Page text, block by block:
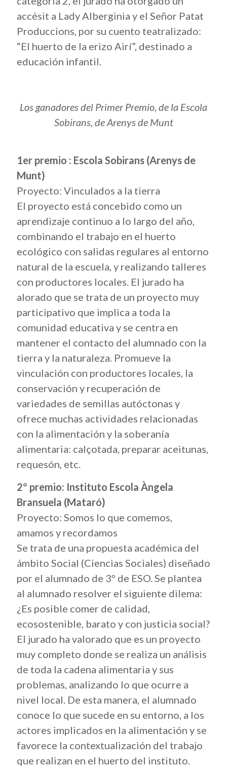
accésit a Lady Alberginia y el Señor Patat
Produccions, por su cuento teatralizado:
“El huerto de la erizo Airí”, destinado a
educación infantil.
Los ganadores del Primer Premio, de la Escola
Sobirans, de Arenys de Munt
1er premio : Escola Sobirans (Arenys de
Munt)
Proyecto: Vinculados a la tierra
El proyecto está concebido como un
aprendizaje continuo a lo largo del año,
combinando el trabajo en el huerto
ecológico con salidas regulares al entorno
natural de la escuela, y realizando talleres
con productores locales. El jurado ha
alorado que se trata de un proyecto muy
participativo que implica a toda la
comunidad educativa y se centra en
mantener el contacto del alumnado con la
tierra y la naturaleza. Promueve la
vinculación con productores locales, la
conservación y recuperación de
variedades de semillas autóctonas y
ofrece muchas actividades relacionadas
con la alimentación y la soberanía
alimentaria: calçotada, preparar aceitunas,
requesón, etc.
2º premio: Instituto Escola Àngela
Bransuela (Mataró)
Proyecto: Somos lo que comemos,
amamos y recordamos
Se trata de una propuesta académica del
ámbito Social (Ciencias Sociales) diseñado
por el alumnado de 3º de ESO. Se plantea
al alumnado resolver el siguiente dilema:
¿Es posible comer de calidad,
ecosostenible, barato y con justicia social?
El jurado ha valorado que es un proyecto
muy completo donde se realiza un análisis
de toda la cadena alimentaria y sus
problemas, analizando lo que ocurre a
nivel local. De esta manera, el alumnado
conoce lo que sucede en su entorno, a los
actores implicados en la alimentación y se
favorece la contextualización del trabajo
que realizan en el huerto del instituto.